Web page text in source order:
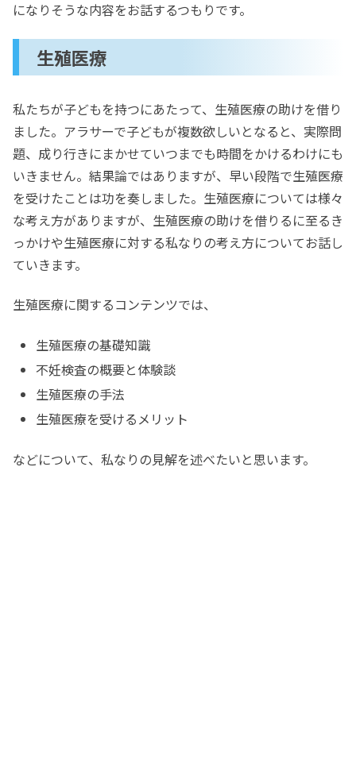
になりそうな内容をお話するつもりです。
生殖医療
私たちが子どもを持つにあたって、生殖医療の助けを借り
ました。アラサーで子どもが複数欲しいとなると、実際問
題、成り行きにまかせていつまでも時間をかけるわけにも
いきません。結果論ではありますが、早い段階で生殖医療
を受けたことは功を奏しました。生殖医療については様々
な考え方がありますが、生殖医療の助けを借りるに至るき
っかけや生殖医療に対する私なりの考え方についてお話し
ていきます。
生殖医療に関するコンテンツでは、
生殖医療の基礎知識
不妊検査の概要と体験談
生殖医療の手法
生殖医療を受けるメリット
などについて、私なりの見解を述べたいと思います。